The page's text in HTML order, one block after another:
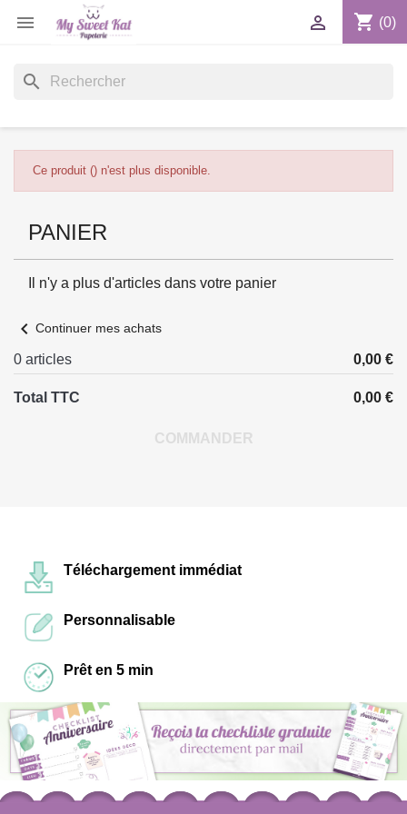
 shopping_cart (0)

search
Ce produit () n'est plus disponible.
PANIER
Il n'y a plus d'articles dans votre panier
chevron_left Continuer mes achats
0 articles 0,00 €
Total TTC 0,00 €
COMMANDER
Téléchargement immédiat
Personnalisable
Prêt en 5 min